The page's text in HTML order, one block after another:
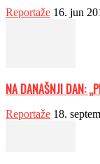
Reportaže 16. jun
NA DANAŠNJI DAN:
Reportaže 18.